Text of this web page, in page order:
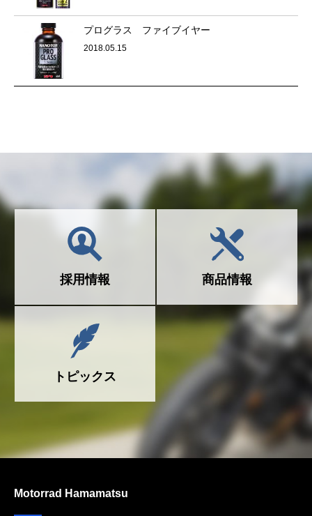
プログラス ファイブイヤー
2018.05.15
採用情報 商品情報
トピックス
Motorrad Hamamatsu